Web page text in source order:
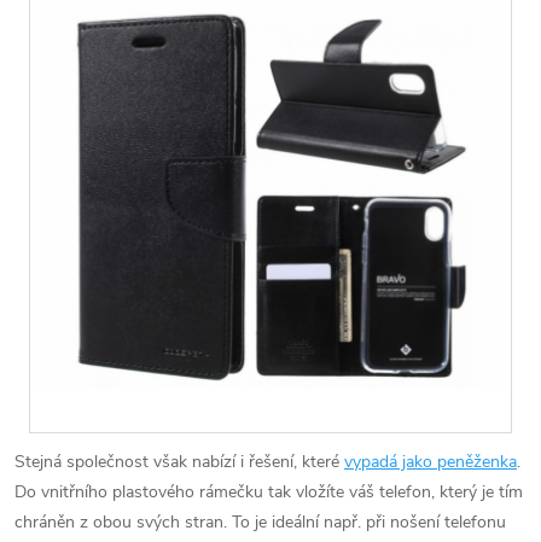
Stejná společnost však nabízí i řešení, které vypadá jako peněženka.
Do vnitřního plastového rámečku tak vložíte váš telefon, který je tím
chráněn z obou svých stran. To je ideální např. při nošení telefonu